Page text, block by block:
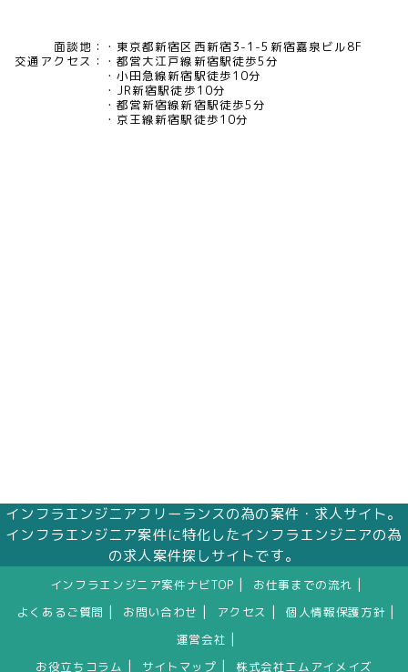
面談地：
東京都新宿区西新宿3-1-5新宿嘉泉ビル8F
交通アクセス：
都営大江戸線新宿駅徒歩5分
小田急線新宿駅徒歩10分
JR新宿駅徒歩10分
都営新宿線新宿駅徒歩5分
京王線新宿駅徒歩10分
インフラエンジニアフリーランスの為の案件・求人サイト。
インフラエンジニア案件に特化したインフラエンジニアの為
の求人案件探しサイトです。
インフラエンジニア案件ナビTOP お仕事までの流れ
よくあるご質問 お問い合わせ アクセス 個人情報保護方針
運営会社
お役立ちコラム サイトマップ 株式会社エムアイメイズ